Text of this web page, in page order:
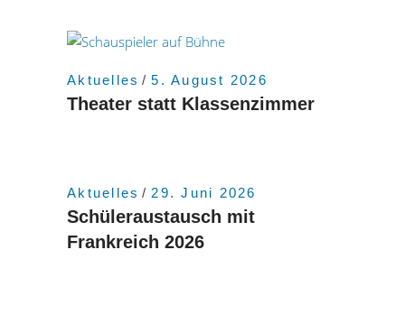
Aktuelles 5. August 2026
Theater statt Klassenzimmer
Aktuelles 29. Juni 2026
Schüleraustausch mit
Frankreich 2026